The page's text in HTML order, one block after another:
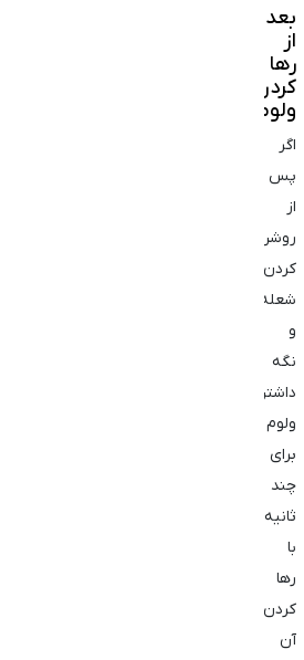
بعد
از
رها
کردن
ولوم
اگر
پس
از
روشن
کردن
شعله
و
نگه
داشتن
ولوم
برای
چند
ثانیه،
با
رها
کردن
آن